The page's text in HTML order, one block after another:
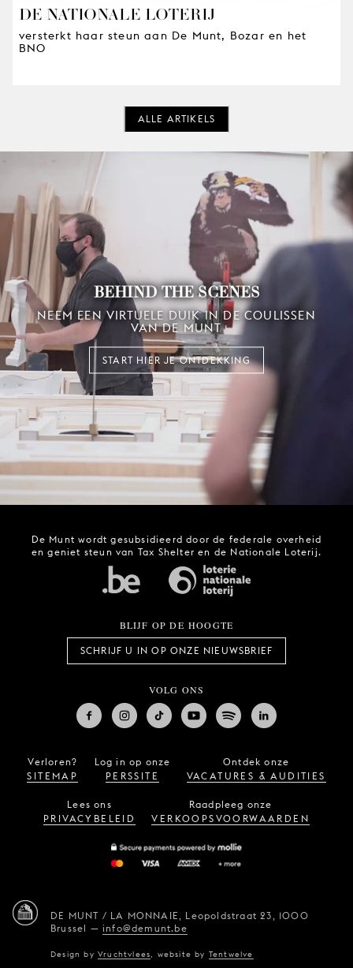
DE NATIONALE LOTERIJ
versterkt haar steun aan De Munt, Bozar en het
BNO
ALLE ARTIKELS
BEHIND THE SCENES
NEEM EEN VIRTUELE DUIK IN DE COULISSEN
VAN DE MUNT
START HIER JE ONTDEKKING
De Munt wordt gesubsidieerd door de federale overheid
en geniet steun van Tax Shelter en de Nationale Loterij.
BLIJF OP DE HOOGTE
SCHRIJF U IN OP ONZE NIEUWSBRIEF
VOLG ONS
Verloren?
SITEMAP
Log in op onze
PERSSITE
Ontdek onze
VACATURES & AUDITIES
Lees ons
PRIVACYBELEID
Raadpleeg onze
VERKOOPSVOORWAARDEN
DE MUNT / LA MONNAIE, Leopoldstraat 23, 1000
Brussel —info@demunt.be
Design byVruchtvlees website by Tentwelve